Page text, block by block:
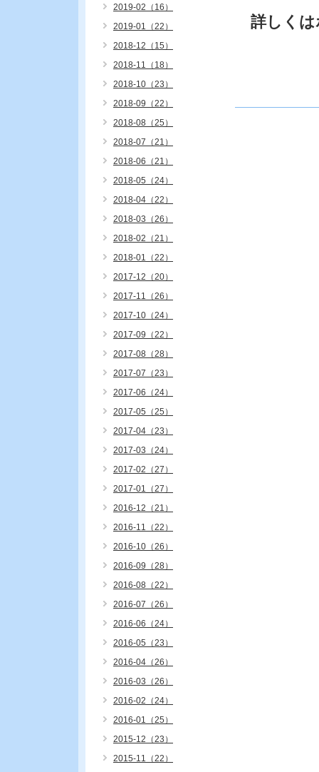
詳しくは
2019-02（16）
2019-01（22）
2018-12（15）
2018-11（18）
2018-10（23）
2018-09（22）
2018-08（25）
2018-07（21）
2018-06（21）
2018-05（24）
2018-04（22）
2018-03（26）
2018-02（21）
2018-01（22）
2017-12（20）
2017-11（26）
2017-10（24）
2017-09（22）
2017-08（28）
2017-07（23）
2017-06（24）
2017-05（25）
2017-04（23）
2017-03（24）
2017-02（27）
2017-01（27）
2016-12（21）
2016-11（22）
2016-10（26）
2016-09（28）
2016-08（22）
2016-07（26）
2016-06（24）
2016-05（23）
2016-04（26）
2016-03（26）
2016-02（24）
2016-01（25）
2015-12（23）
2015-11（22）